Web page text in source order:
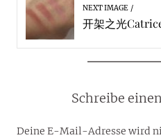
NEXT IMAGE
开架之光
Schreibe
Deine E-Mail-Adresse wird